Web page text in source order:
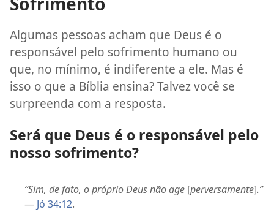
Algumas pessoas acham que Deus é o
responsável pelo sofrimento humano ou
que, no mínimo, é indiferente a ele. Mas é
isso o que a Bíblia ensina? Talvez você se
surpreenda com a resposta.
Será que Deus é o responsável pelo
nosso sofrimento?
“Sim, de fato, o próprio Deus não age [perversamente].”
— Jó 34:12.